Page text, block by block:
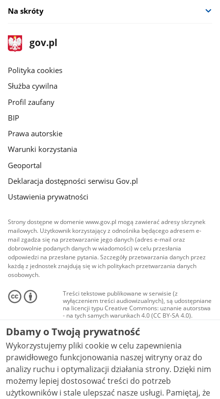
Na skróty
stopka
gov.pl
Strona
gov.pl
gov.pl
Polityka cookies
Służba cywilna
Profil zaufany
BIP
Prawa autorskie
Warunki korzystania
Geoportal
Deklaracja dostępności serwisu Gov.pl
Ustawienia prywatności
Strony dostępne w domenie www.gov.pl mogą zawierać adresy skrzynek
mailowych. Użytkownik korzystający z odnośnika będącego adresem e-
mail zgadza się na przetwarzanie jego danych (adres e-mail oraz
dobrowolnie podanych danych w wiadomości) w celu przesłania
odpowiedzi na przesłane pytania. Szczegóły przetwarzania danych przez
każdą z jednostek znajdują się w ich politykach przetwarzania danych
osobowych.
Treści tekstowe publikowane w serwisie (z
wyłączeniem treści audiowizualnych), są udostępniane
na licencji typu Creative Commons: uznanie autorstwa
- na tych samych warunkach 4.0 (CC BY-SA 4.0).
Materiały audiowizualne, w tym zdjęcia, materiały
audio i wideo, są udostępniane na licencji typu
Creative Commons: uznanie autorstwa użycie
niekomercyjne - bez utworów zależnych 4.0 (CC BY-
NC-ND 4.0), o ile nie jest to stwierdzone inaczej.
Dbamy o Twoją prywatność
Wykorzystujemy pliki cookie w celu zapewnienia
prawidłowego funkcjonowania naszej witryny oraz do
analizy ruchu i optymalizacji działania strony. Dzięki nim
możemy lepiej dostosować treści do potrzeb
użytkowników i stale ulepszać nasze usługi. Pamiętaj, że